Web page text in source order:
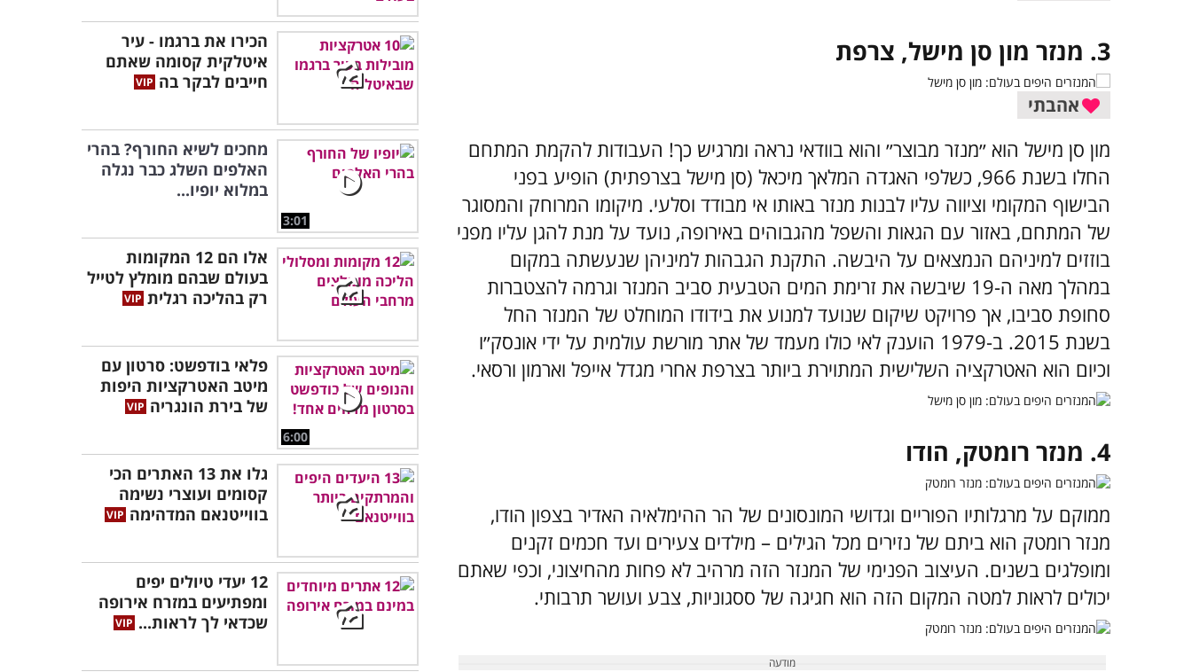
3. מנזר מון סן מישל, צרפת
אהבתי
מון סן מישל הוא ״מנזר מבוצר״ והוא בוודאי נראה ומרגיש כך! העבודות להקמת המתחם
החלו בשנת 966, כשלפי האגדה המלאך מיכאל (סן מישל בצרפתית) הופיע בפני
הבישוף המקומי וציווה עליו לבנות מנזר באותו אי מבודד וסלעי. מיקומו המרוחק והמסוגר
של המתחם, באזור עם הגאות והשפל מהגבוהים באירופה, נועד על מנת להגן עליו מפני
בוזזים למיניהם הנמצאים על היבשה. התקנת הגבהות למיניהן שנעשתה במקום
במהלך מאה ה-19 שיבשה את זרימת המים הטבעית סביב המנזר וגרמה להצטברות
סחופת סביבו, אך פרויקט שיקום שנועד למנוע את בידודו המוחלט של המנזר החל
בשנת 2015. ב-1979 הוענק לאי כולו מעמד של אתר מורשת עולמית על ידי אונסק״ו
וכיום הוא האטרקציה השלישית המתוירת ביותר בצרפת אחרי מגדל אייפל וארמון ורסאי.
4. מנזר רומטק, הודו
ממוקם על מרגלותיו הפוריים וגדושי המונסונים של הר ההימלאיה האדיר בצפון הודו,
מנזר רומטק הוא ביתם של נזירים מכל הגילים – מילדים צעירים ועד חכמים זקנים
ומופלגים בשנים. העיצוב הפנימי של המנזר הזה מרהיב לא פחות מהחיצוני, וכפי שאתם
יכולים לראות למטה המקום הזה הוא חגיגה של ססגוניות, צבע ועושר תרבותי.
הכירו את ברגמו - עיר
איטלקית קסומה שאתם
חייבים לבקר בה
3:01
מחכים לשיא החורף? בהרי
האלפים השלג כבר נגלה
במלוא יופיו...
אלו הם 12 המקומות
בעולם שבהם מומלץ לטייל
רק בהליכה רגלית
6:00
פלאי בודפשט: סרטון עם
מיטב האטרקציות היפות
של בירת הונגריה
גלו את 13 האתרים הכי
קסומים ועוצרי נשימה
בווייטנאם המדהימה
12 יעדי טיולים יפים
ומפתיעים במזרח אירופה
שכדאי לך לראות...